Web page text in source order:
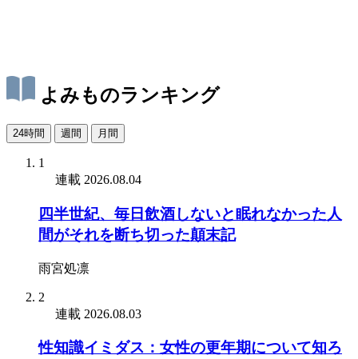
よみものランキング
24時間 週間 月間
1
連載 2026.08.04
四半世紀、毎日飲酒しないと眠れなかった人
間がそれを断ち切った顛末記
雨宮処凛
2
連載 2026.08.03
性知識イミダス：女性の更年期について知ろ